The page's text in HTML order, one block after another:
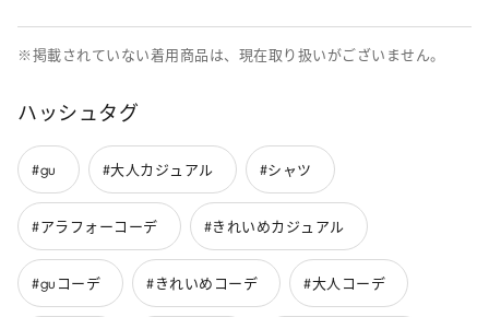
※掲載されていない着用商品は、現在取り扱いがございません。
ハッシュタグ
#gu #大人カジュアル #シャツ
#アラフォーコーデ #きれいめカジュアル
#guコーデ #きれいめコーデ #大人コーデ